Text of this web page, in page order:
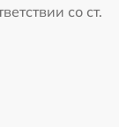
со ст.